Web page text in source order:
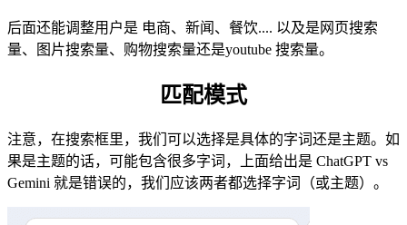
后面还能调整用户是 电商、新闻、餐饮.... 以及是网页搜索
量、图片搜索量、购物搜索量还是youtube 搜索量。
匹配模式
注意，在搜索框里，我们可以选择是具体的字词还是主题。如
果是主题的话，可能包含很多字词，上面给出是 ChatGPT vs
Gemini 就是错误的，我们应该两者都选择字词（或主题）。